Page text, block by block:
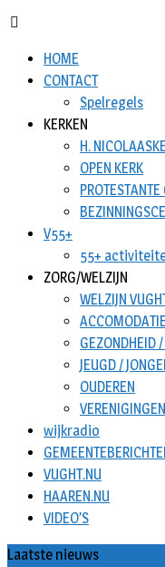
HOME
CONTACT
Spelregels
KERKEN
H.
OPEN KERK
V55+
55+
ZORG/WELZIJN
WELZIJN
GEZONDHEID
JEUGD /
OUDEREN
wijkradio
VUGHT.NU
HAAREN.NU
VIDEO’S
Laatste nieuws